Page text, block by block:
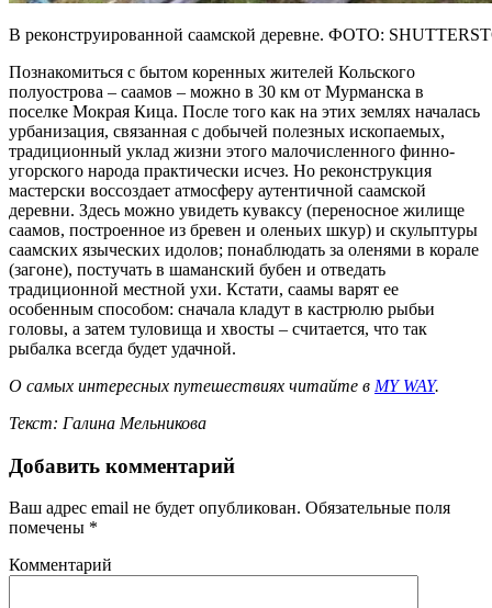
В реконструированной саамской деревне. ФОТО:
Познакомиться с бытом коренных жителей Кольского
полуострова – саамов – можно в 30 км от Мурманска в
поселке Мокрая Кица. После того как на этих землях началась
урбанизация, связанная с добычей полезных ископаемых,
традиционный уклад жизни этого малочисленного финно-
угорского народа практически исчез. Но реконструкция
мастерски воссоздает атмосферу аутентичной саамской
деревни. Здесь можно увидеть куваксу (переносное жилище
саамов, построенное из бревен и оленьих шкур) и скульптуры
саамских языческих идолов; понаблюдать за оленями в корале
(загоне), постучать в шаманский бубен и отведать
традиционной местной ухи. Кстати, саамы варят ее
особенным способом: сначала кладут в кастрюлю рыбьи
головы, а затем туловища и хвосты – считается, что так
рыбалка всегда будет удачной.
О самых интересных путешествиях читайте в MY WAY.
Текст: Галина Мельникова
Добавить комментарий
Ваш адрес email не будет опубликован. Обязательные поля
помечены *
Комментарий